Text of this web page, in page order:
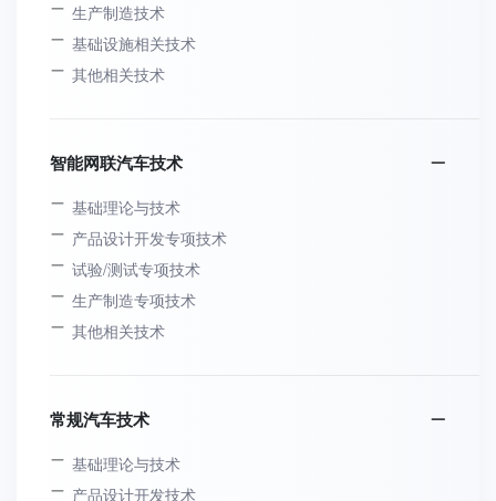
生产制造技术
基础设施相关技术
其他相关技术
智能网联汽车技术
基础理论与技术
产品设计开发专项技术
试验/测试专项技术
生产制造专项技术
其他相关技术
常规汽车技术
基础理论与技术
产品设计开发技术